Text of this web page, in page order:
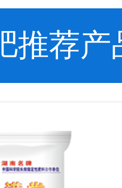
推荐产